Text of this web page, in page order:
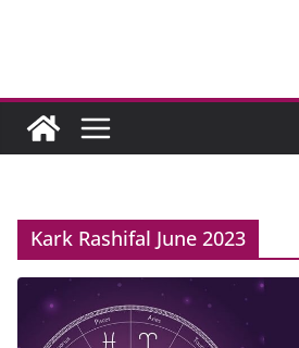
Kark Rashifal June 2023